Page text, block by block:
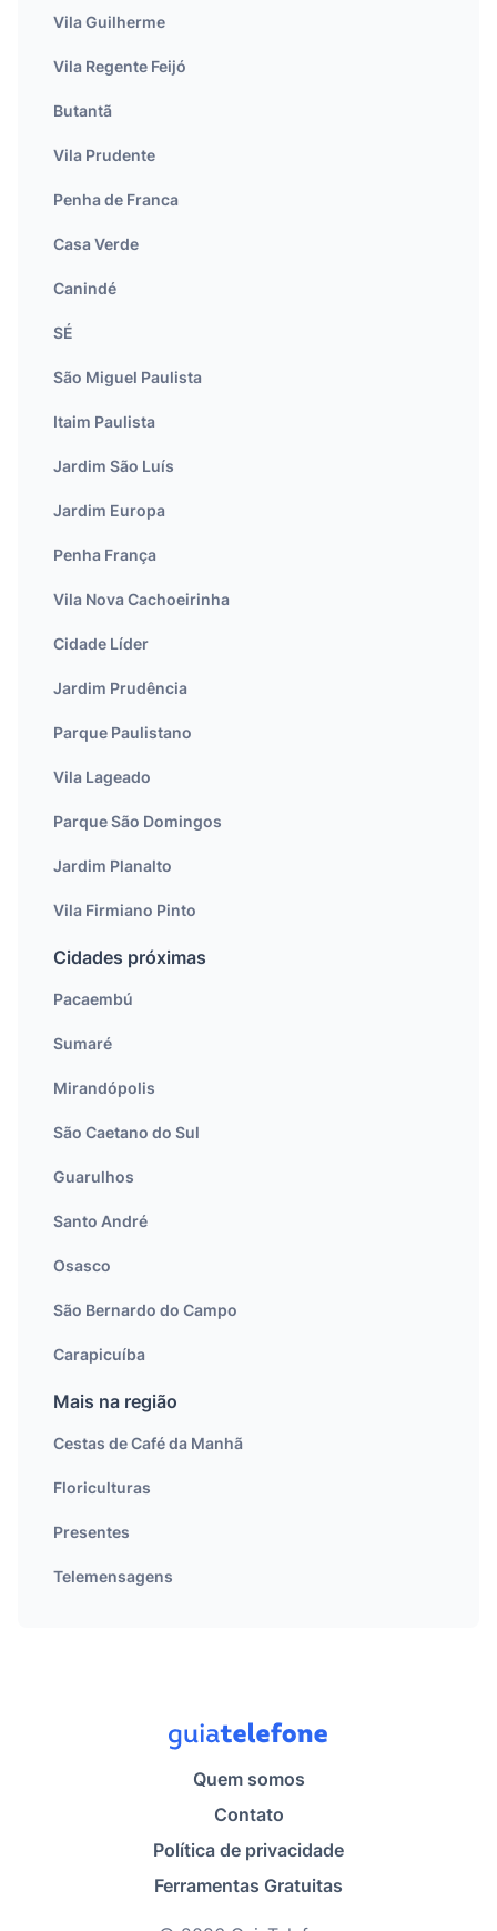
Vila Guilherme
Vila Regente Feijó
Butantã
Vila Prudente
Penha de Franca
Casa Verde
Canindé
SÉ
São Miguel Paulista
Itaim Paulista
Jardim São Luís
Jardim Europa
Penha França
Vila Nova Cachoeirinha
Cidade Líder
Jardim Prudência
Parque Paulistano
Vila Lageado
Parque São Domingos
Jardim Planalto
Vila Firmiano Pinto
Cidades próximas
Pacaembú
Sumaré
Mirandópolis
São Caetano do Sul
Guarulhos
Santo André
Osasco
São Bernardo do Campo
Carapicuíba
Mais na região
Cestas de Café da Manhã
Floriculturas
Presentes
Telemensagens
Quem somos
Contato
Política de privacidade
Ferramentas Gratuitas